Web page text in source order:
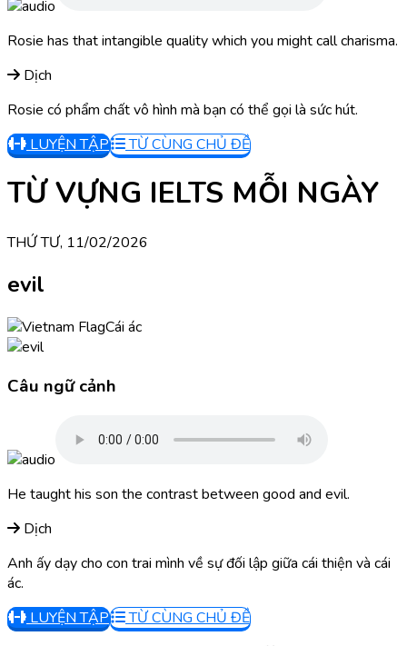
Rosie has that intangible quality which you might call charisma.
Dịch
Rosie có phẩm chất vô hình mà bạn có thể gọi là sức hút.
LUYỆN TẬP
TỪ CÙNG CHỦ ĐỀ
TỪ VỰNG IELTS MỖI NGÀY
THỨ TƯ, 11/02/2026
evil
Cái ác
Câu ngữ cảnh
He taught his son the contrast between good and evil.
Dịch
Anh ấy dạy cho con trai mình về sự đối lập giữa cái thiện và cái
ác.
LUYỆN TẬP
TỪ CÙNG CHỦ ĐỀ